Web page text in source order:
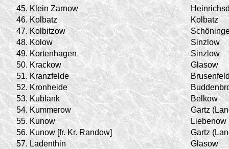
45. Klein Zarnow
46. Kolbatz
Kolbatz
47. Kolbitzow
48. Kolow
Sinzlow
49. Kortenhagen
Sinzlow
50. Krackow
Glasow
51. Kranzfelde
52. Kronheide
53. Kublank
Belkow
54. Kummerow
Gartz
55. Kunow
Liebenow
56. Kunow [fr. Kr. Randow]
Gartz
57. Ladenthin
Glasow